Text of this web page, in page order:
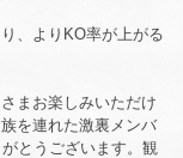
、よりKO率が上がる
まお楽しみいただけ
を連れた激裏メンバ
とうございます。観